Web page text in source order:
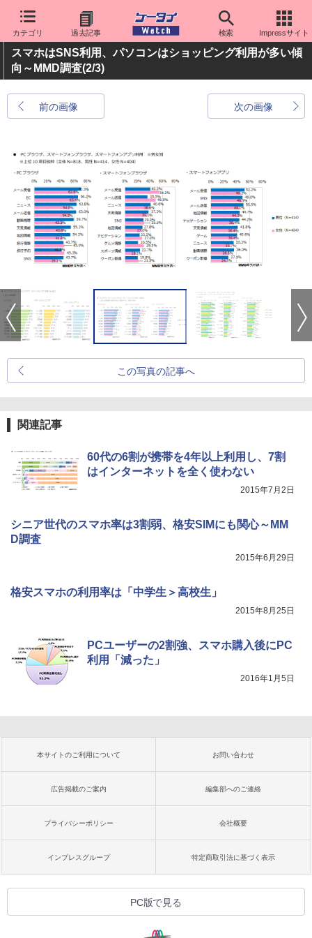
カテゴリ 過去記事 検索 Impressサイト
スマホはSNS利用、パソコンはショッピング利用が多い傾
向～MMD調査(2/3)
前の画像 次の画像
この写真の記事へ
関連記事
60代の6割が携帯を4年以上利用し、7割
はインターネットを全く使わない
2015年7月2日
シニア世代のスマホ率は3割弱、格安SIMにも関心～MM
D調査
2015年6月29日
格安スマホの利用率は「中学生＞高校生」
2015年8月25日
PCユーザーの2割強、スマホ購入後にPC
利用「減った」
2016年1月5日
本サイトのご利用について お問い合わせ
広告掲載のご案内 編集部へのご連絡
プライバシーポリシー 会社概要
インプレスグループ 特定商取引法に基づく表示
PC版で見る